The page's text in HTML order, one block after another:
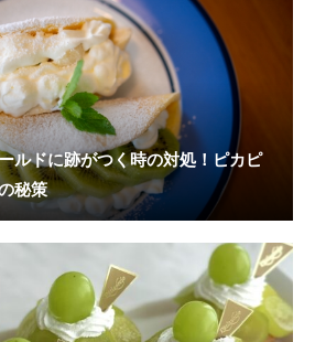
ルドに跡がつく時の対処！ピカピ
秘策